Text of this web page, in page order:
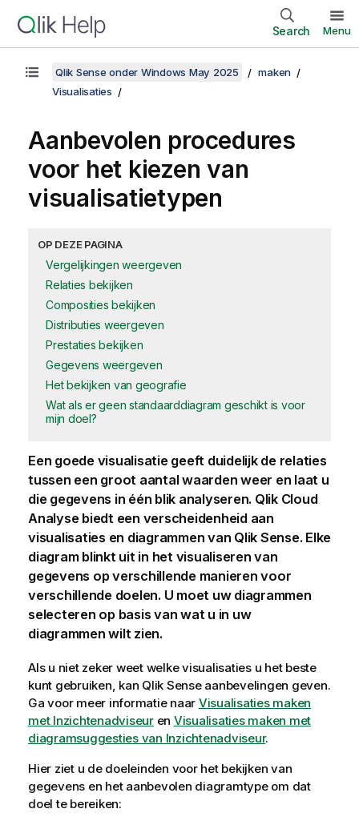
Search Menu
Qlik Sense onder Windows May 2025
maken
Visualisaties
Aanbevolen procedures
voor het kiezen van
visualisatietypen
OP DEZE PAGINA
Vergelijkingen weergeven
Relaties bekijken
Composities bekijken
Distributies weergeven
Prestaties bekijken
Gegevens weergeven
Het bekijken van geografie
Wat als er geen standaarddiagram geschikt is voor
mijn doel?
Een goede visualisatie geeft duidelijk de relaties
tussen een groot aantal waarden weer en laat u
die gegevens in één blik analyseren. Qlik Cloud
Analysebiedt een verscheidenheid aan
visualisaties en diagrammen van Qlik Sense. Elke
diagram blinkt uit in het visualiseren van
gegevens op verschillende manieren voor
verschillende doelen. U moet uw diagrammen
selecteren op basis van wat u in uw
diagrammen wilt zien.
Als u niet zeker weet welke visualisaties u het beste
kunt gebruiken, kan Qlik Senseaanbevelingen geven.
Ga voor meer informatie naar Visualisaties maken
met Inzichtenadviseuren Visualisaties maken met
diagramsuggesties van Inzichtenadviseur.
Hier ziet u de doeleinden voor het bekijken van
gegevens en het aanbevolen diagramtype om dat
doel te bereiken: